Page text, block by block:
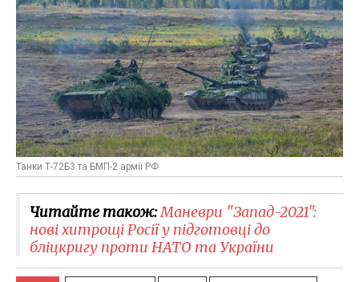
Танки Т-72Б3 та БМП-2 армії РФ
Читайте також:Маневри "Запад-2021":
нові хитрощі Росії у підготовці до
бліцкригу проти НАТО та України